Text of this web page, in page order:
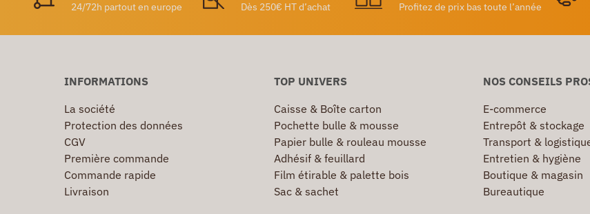
24/72h partout en europe Dès 250€ HT d’achat Profitez de prix bas toute l’année
INFORMATIONS
La société
Protection des données
CGV
Première commande
Commande rapide
Livraison
TOP UNIVERS
Caisse & Boîte carton
Pochette bulle & mousse
Papier bulle & rouleau mousse
Adhésif & feuillard
Film étirable & palette bois
Sac & sachet
NOS CONSEILS
E-commerce
Entrepôt & stockage
Transport &
Entretien & hygiène
Boutique & magasin
Bureautique